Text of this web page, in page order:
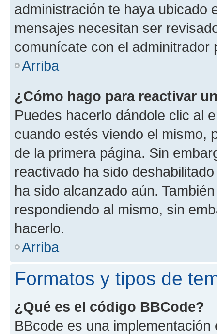
administración te haya ubicado
mensajes necesitan ser
comunícate con el
Arriba
¿Cómo hago para reactivar
Puedes hacerlo dándole clic al
cuando estés viendo el mismo,
de la primera página. Sin
reactivado ha sido
ha sido alcanzado aún.
respondiendo al mismo, sin
hacerlo.
Arriba
Formatos y tipos de
¿Qué es el código BBCode?
BBcode es una